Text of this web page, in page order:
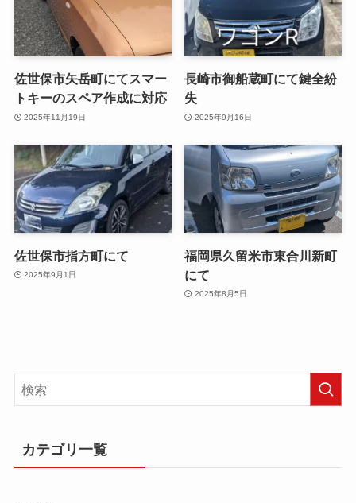
佐世保市矢岳町にてスマー
トキーのスペア作成に対応
2025年11月19日
長崎市御船蔵町にて鍵全紛
失
2025年9月16日
佐世保市指方町にて
2025年9月1日
福岡県久留米市東合川新町
にて
2025年8月5日
カテゴリ一覧